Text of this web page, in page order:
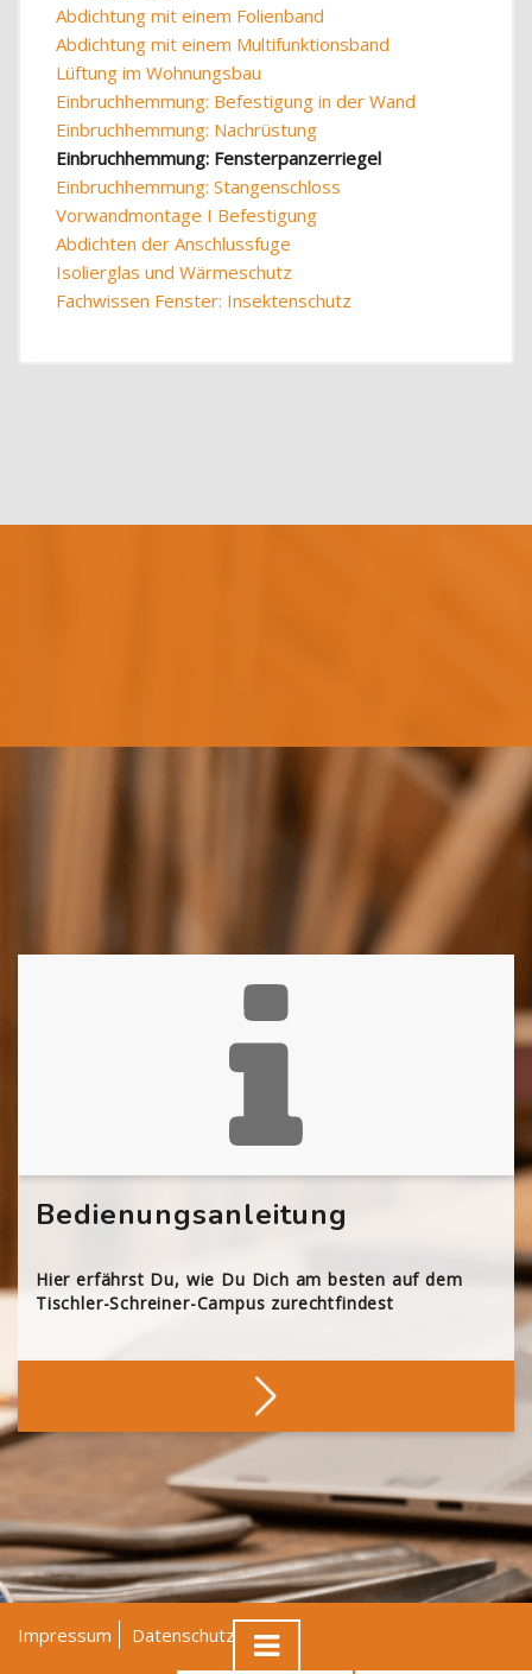
Abdichtung mit einem Folienband
Abdichtung mit einem Multifunktionsband
Lüftung im Wohnungsbau
Einbruchhemmung: Befestigung in der Wand
Einbruchhemmung: Nachrüstung
Einbruchhemmung: Fensterpanzerriegel
Einbruchhemmung: Stangenschloss
Vorwandmontage I Befestigung
Abdichten der Anschlussfuge
Isolierglas und Wärmeschutz
Fachwissen Fenster: Insektenschutz
Bedienungsanleitung
Hier erfährst Du, wie Du Dich am besten auf dem
Tischler-Schreiner-Campus zurechtfindest
Impressum Datenschutz
AGB